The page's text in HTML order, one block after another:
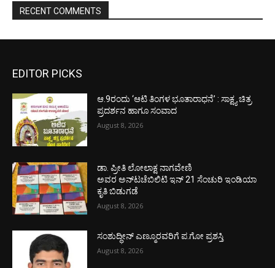
RECENT COMMENTS
EDITOR PICKS
ಆ.9ರಂದು ‘ಆಟಿ ತಿಂಗಳ ಭೂತಾರಾಧನೆ’ : ಸಾಕ್ಷ್ಯ ಚಿತ್ರ
ಪ್ರದರ್ಶನ ಹಾಗೂ ಸಂವಾದ
August 8, 2026
ಡಾ. ಪ್ರೀತಿ ಲೋಲಾಕ್ಷ ನಾಗವೇಣಿ
ಅವರ ಅನ್‌ಟಚೆಬಿಲಿಟಿ ಇನ್ 21 ಸೆಂಚುರಿ ಇಂಡಿಯಾ
ಕೃತಿ ಬಿಡುಗಡೆ
August 8, 2026
ಸಂಶುದ್ಧೀನ್ ಎಣ್ಮೂರವರಿಗೆ ಪ.ಗೋ ಪ್ರಶಸ್ತಿ
August 8, 2026